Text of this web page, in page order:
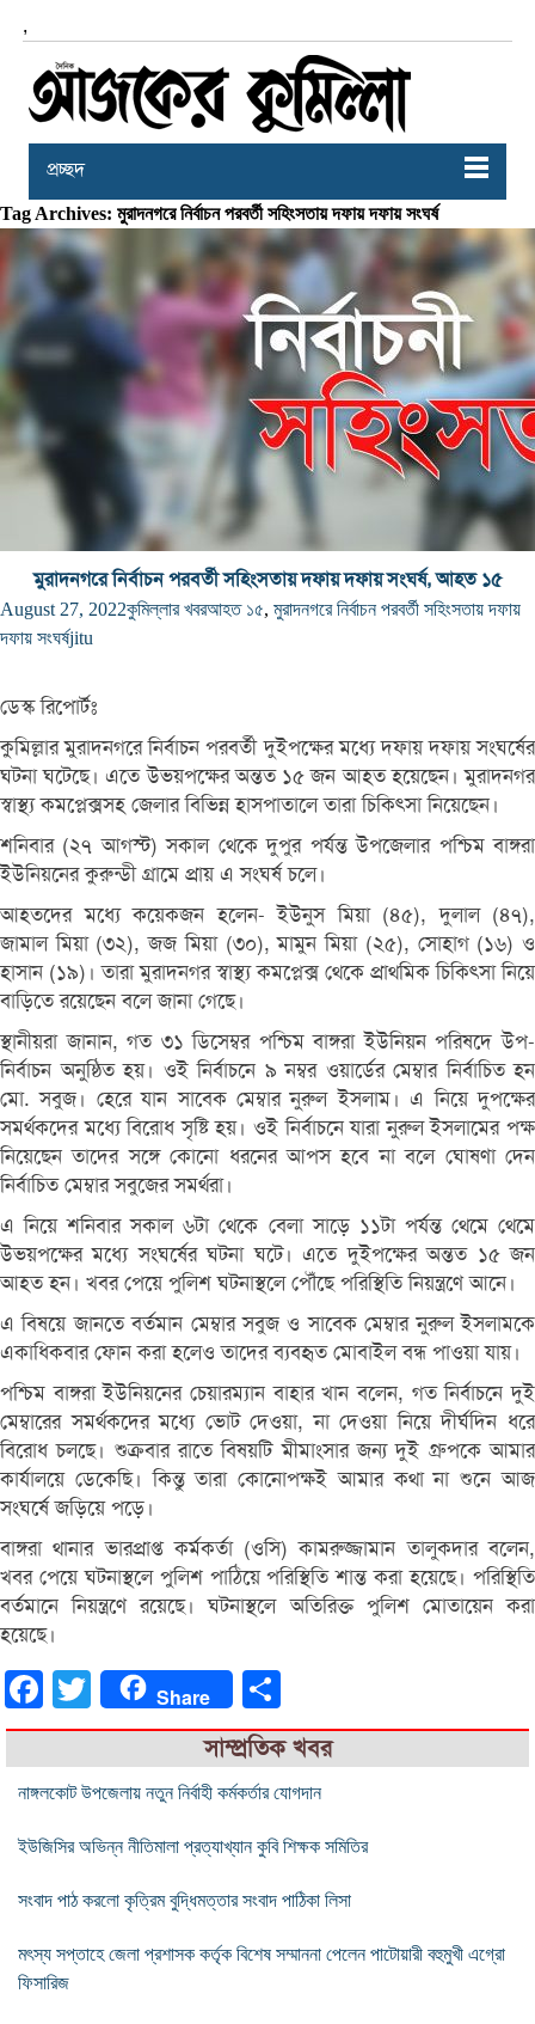
,
প্রচ্ছদ
Tag Archives: মুরাদনগরে নির্বাচন পরবর্তী সহিংসতায় দফায় দফায় সংঘর্ষ
মুরাদনগরে নির্বাচন পরবর্তী সহিংসতায় দফায় দফায় সংঘর্ষ, আহত ১৫
August 27, 2022কুমিল্লার খবরআহত ১৫, মুরাদনগরে নির্বাচন পরবর্তী সহিংসতায় দফায়
দফায় সংঘর্ষjitu
ডেস্ক রিপোর্টঃ
কুমিল্লার মুরাদনগরে নির্বাচন পরবর্তী দুইপক্ষের মধ্যে দফায় দফায় সংঘর্ষের
ঘটনা ঘটেছে। এতে উভয়পক্ষের অন্তত ১৫ জন আহত হয়েছেন। মুরাদনগর
স্বাস্থ্য কমপ্লেক্সসহ জেলার বিভিন্ন হাসপাতালে তারা চিকিৎসা নিয়েছেন।
শনিবার (২৭ আগস্ট) সকাল থেকে দুপুর পর্যন্ত উপজেলার পশ্চিম বাঙ্গরা
ইউনিয়নের কুরুন্ডী গ্রামে প্রায় এ সংঘর্ষ চলে।
আহতদের মধ্যে কয়েকজন হলেন- ইউনুস মিয়া (৪৫), দুলাল (৪৭),
জামাল মিয়া (৩২), জজ মিয়া (৩০), মামুন মিয়া (২৫), সোহাগ (১৬) ও
হাসান (১৯)। তারা মুরাদনগর স্বাস্থ্য কমপ্লেক্স থেকে প্রাথমিক চিকিৎসা নিয়ে
বাড়িতে রয়েছেন বলে জানা গেছে।
স্থানীয়রা জানান, গত ৩১ ডিসেম্বর পশ্চিম বাঙ্গরা ইউনিয়ন পরিষদে উপ-
নির্বাচন অনুষ্ঠিত হয়। ওই নির্বাচনে ৯ নম্বর ওয়ার্ডের মেম্বার নির্বাচিত হন
মো. সবুজ। হেরে যান সাবেক মেম্বার নুরুল ইসলাম। এ নিয়ে দুপক্ষের
সমর্থকদের মধ্যে বিরোধ সৃষ্টি হয়। ওই নির্বাচনে যারা নুরুল ইসলামের পক্ষ
নিয়েছেন তাদের সঙ্গে কোনো ধরনের আপস হবে না বলে ঘোষণা দেন
নির্বাচিত মেম্বার সবুজের সমর্থরা।
এ নিয়ে শনিবার সকাল ৬টা থেকে বেলা সাড়ে ১১টা পর্যন্ত থেমে থেমে
উভয়পক্ষের মধ্যে সংঘর্ষের ঘটনা ঘটে। এতে দুইপক্ষের অন্তত ১৫ জন
আহত হন। খবর পেয়ে পুলিশ ঘটনাস্থলে পৌঁছে পরিস্থিতি নিয়ন্ত্রণে আনে।
এ বিষয়ে জানতে বর্তমান মেম্বার সবুজ ও সাবেক মেম্বার নুরুল ইসলামকে
একাধিকবার ফোন করা হলেও তাদের ব্যবহৃত মোবাইল বন্ধ পাওয়া যায়।
পশ্চিম বাঙ্গরা ইউনিয়নের চেয়ারম্যান বাহার খান বলেন, গত নির্বাচনে দুই
মেম্বারের সমর্থকদের মধ্যে ভোট দেওয়া, না দেওয়া নিয়ে দীর্ঘদিন ধরে
বিরোধ চলছে। শুক্রবার রাতে বিষয়টি মীমাংসার জন্য দুই গ্রুপকে আমার
কার্যালয়ে ডেকেছি। কিন্তু তারা কোনোপক্ষই আমার কথা না শুনে আজ
সংঘর্ষে জড়িয়ে পড়ে।
বাঙ্গরা থানার ভারপ্রাপ্ত কর্মকর্তা (ওসি) কামরুজ্জামান তালুকদার বলেন,
খবর পেয়ে ঘটনাস্থলে পুলিশ পাঠিয়ে পরিস্থিতি শান্ত করা হয়েছে। পরিস্থিতি
বর্তমানে নিয়ন্ত্রণে রয়েছে। ঘটনাস্থলে অতিরিক্ত পুলিশ মোতায়েন করা
হয়েছে।
FacebookTwitter Share
সাম্প্রতিক খবর
নাঙ্গলকোট উপজেলায় নতুন নির্বাহী কর্মকর্তার যোগদান
ইউজিসির অভিন্ন নীতিমালা প্রত্যাখ্যান কুবি শিক্ষক সমিতির
সংবাদ পাঠ করলো কৃত্রিম বুদ্ধিমত্তার সংবাদ পাঠিকা লিসা
মৎস্য সপ্তাহে জেলা প্রশাসক কর্তৃক বিশেষ সম্মাননা পেলেন পাটোয়ারী বহুমুখী এগ্রো
ফিসারিজ